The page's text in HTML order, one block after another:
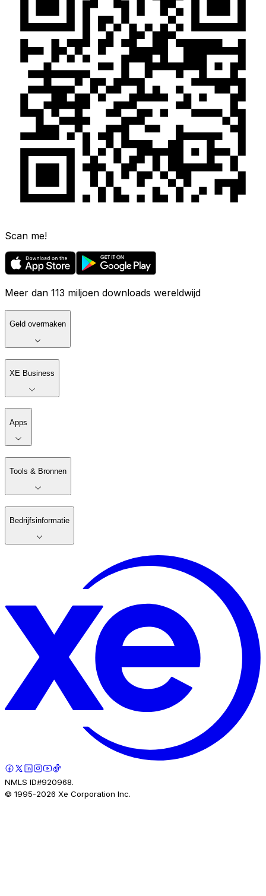
Scan me!
Meer dan 113 miljoen downloads wereldwijd
Geld overmaken
XE Business
Apps
Tools & Bronnen
Bedrijfsinformatie
NMLS ID#920968.
© 1995-2026 Xe Corporation Inc.